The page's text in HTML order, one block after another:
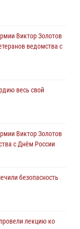
Виктор Золотов
ведомства с
весь свой
Виктор Золотов
с Днём России
безопасность
лекцию ко